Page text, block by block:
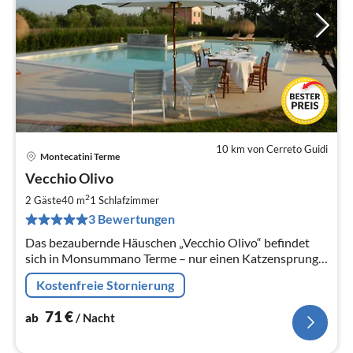
10 km von Cerreto Guidi
Montecatini Terme
Vecchio Olivo
2 Gäste40 m21 Schlafzimmer
3 Bewertungen
Das bezaubernde Häuschen „Vecchio Olivo“ befindet
sich in Monsummano Terme – nur einen Katzensprung
entfernt von den berühmten Thermen
Kostenfreie Stornierung
ab 71€/ Nacht